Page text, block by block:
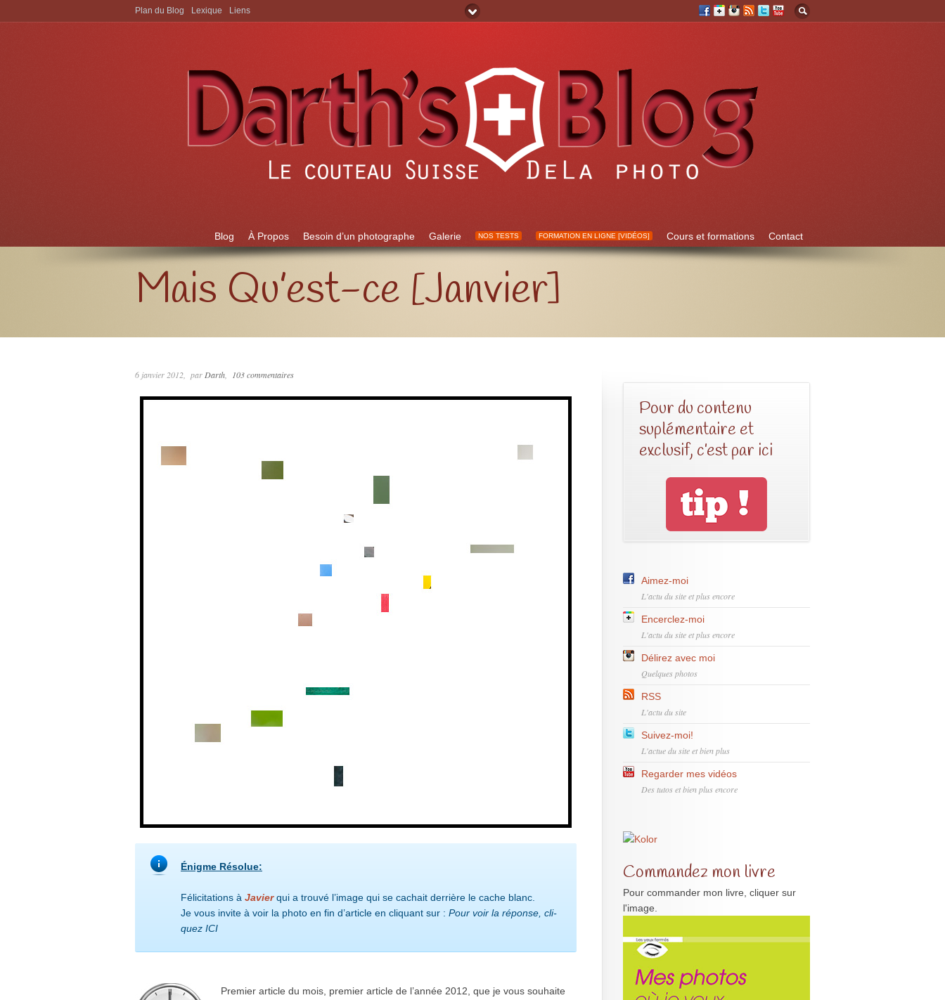
Aller à:
Blog À Propos Besoin d’un photographe Galerie NOS TESTS FORMATION EN LIGNE [VIDÉOS] Cours et formations Contact
Plan du Blog Lexique Liens
Mais Qu’est-ce [Janvier]
6 janvier 2012 par Darth 103 commentaires
Énigme Résolue:
Félicitations à Javierqui a trouvé l’image qui se cachait derrière le cache blanc.
Je vous invite à voir la photo en fin d’article en cli­quant sur : Pour voir la réponse, cli­
quez ICI
Premier article du mois, premier article de l’année 2012, que je vous souhaite
Pour du contenu
suplémentaire et
exclusif, c’est par ici
Aimez-moi
L'actu du site et plus encore
Encerclez-moi
L'actu du site et plus encore
Délirez avec moi
Quelques photos
RSS
L'actu du site
Suivez-moi!
L'actue du site et bien plus
Regarder mes vidéos
Des tutos et bien plus encore
Commandez mon livre
Pour commander mon livre, cliquer sur
l'image.